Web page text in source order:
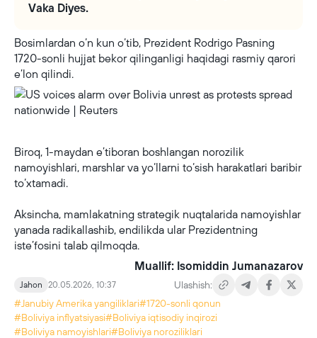
Vaka Diyes.
Bosimlardan o‘n kun o‘tib, Prezident Rodrigo Pasning
1720-sonli hujjat bekor qilinganligi haqidagi rasmiy qarori
e’lon qilindi.
Biroq, 1-maydan e’tiboran boshlangan norozilik
namoyishlari, marshlar va yo‘llarni to‘sish harakatlari baribir
to‘xtamadi.
Aksincha, mamlakatning strategik nuqtalarida namoyishlar
yanada radikallashib, endilikda ular Prezidentning
iste’fosini talab qilmoqda.
Muallif: Isomiddin Jumanazarov
Jahon 20.05.2026, 10:37
Ulashish:
#Janubiy Amerika yangiliklari#1720-sonli qonun
#Boliviya inflyatsiyasi#Boliviya iqtisodiy inqirozi
#Boliviya namoyishlari#Boliviya noroziliklari